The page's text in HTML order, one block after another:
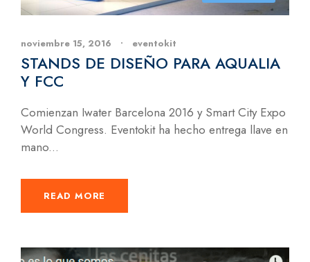
noviembre 15, 2016 • eventokit
STANDS DE DISEÑO PARA AQUALIA
Y FCC
Comienzan Iwater Barcelona 2016 y Smart City Expo
World Congress. Eventokit ha hecho entrega llave en
mano...
READ MORE